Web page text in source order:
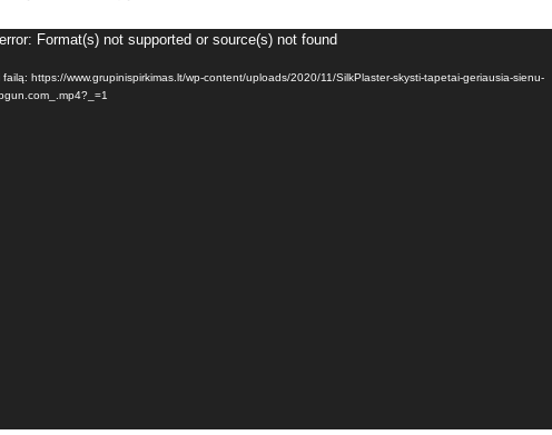
Format(s) not supported or source(s) not found
failą: https://www.grupinispirkimas.lt/wp-content/uploads/2020/11/SilkPlaster-skysti-tapetai-geriausia-sienu-